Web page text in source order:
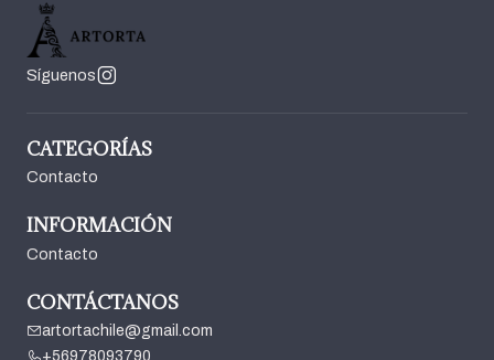
Síguenos
CATEGORÍAS
Contacto
INFORMACIÓN
Contacto
CONTÁCTANOS
artortachile@gmail.com
+56978093790